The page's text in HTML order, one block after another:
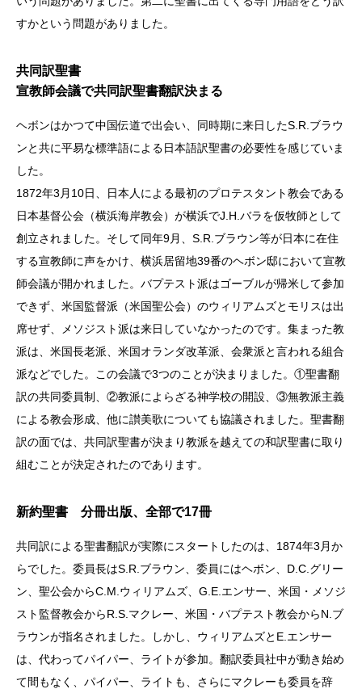
すかという問題がありました。
共同訳聖書
宣教師会議で共同訳聖書翻訳決まる
ヘボンはかつて中国伝道で出会い、同時期に来日したS.R.ブラウ
ンと共に平易な標準語による日本語訳聖書の必要性を感じていま
した。
1872年3月10日、日本人による最初のプロテスタント教会である
日本基督公会（横浜海岸教会）が横浜でJ.H.バラを仮牧師として
創立されました。そして同年9月、S.R.ブラウン等が日本に在住
する宣教師に声をかけ、横浜居留地39番のヘボン邸において宣教
師会議が開かれました。バプテスト派はゴーブルが帰米して参加
できず、米国監督派（米国聖公会）のウィリアムズとモリスは出
席せず、メソジスト派は来日していなかったのです。集まった教
派は、米国長老派、米国オランダ改革派、会衆派と言われる組合
派などでした。この会議で3つのことが決まりました。①聖書翻
訳の共同委員制、②教派によらざる神学校の開設、③無教派主義
による教会形成、他に讃美歌についても協議されました。聖書翻
訳の面では、共同訳聖書が決まり教派を越えての和訳聖書に取り
組むことが決定されたのであります。
新約聖書 分冊出版、全部で17冊
共同訳による聖書翻訳が実際にスタートしたのは、1874年3月か
らでした。委員長はS.R.ブラウン、委員にはヘボン、D.C.グリー
ン、聖公会からC.M.ウィリアムズ、G.E.エンサー、米国・メソジ
スト監督教会からR.S.マクレー、米国・バプテスト教会からN.ブ
ラウンが指名されました。しかし、ウィリアムズとE.エンサー
は、代わってパイパー、ライトが参加。翻訳委員社中が動き始め
て間もなく、パイパー、ライトも、さらにマクレーも委員を辞